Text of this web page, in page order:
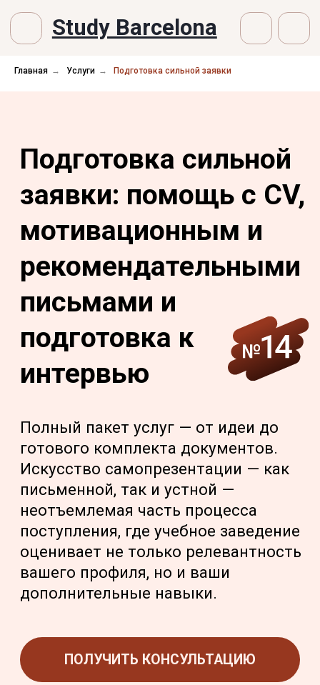
Study Barcelona
Главная → Услуги → Подготовка сильной заявки
Полный пакет услуг — от идеи до
Искусство самопрезентации — как
письменной, так и устной —
поступления, где учебное заведение
дополнительные навыки.
ВСЕ УСЛУГИ
ПОЛУЧИТЬ КОНСУЛЬТАЦИЮ
мотивационным и
рекомендательными
подготовка к
интервью